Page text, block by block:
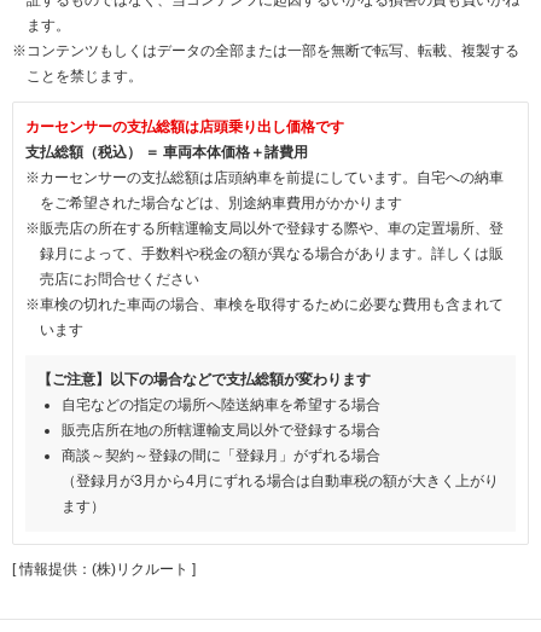
ます。
※コンテンツもしくはデータの全部または一部を無断で転写、転載、複製する
ことを禁じます。
カーセンサーの支払総額は店頭乗り出し価格です
支払総額（税込） ＝ 車両本体価格＋諸費用
※カーセンサーの支払総額は店頭納車を前提にしています。自宅への納車
をご希望された場合などは、別途納車費用がかかります
※販売店の所在する所轄運輸支局以外で登録する際や、車の定置場所、登
録月によって、手数料や税金の額が異なる場合があります。詳しくは販
売店にお問合せください
※車検の切れた車両の場合、車検を取得するために必要な費用も含まれて
います
【ご注意】以下の場合などで支払総額が変わります
自宅などの指定の場所へ陸送納車を希望する場合
販売店所在地の所轄運輸支局以外で登録する場合
商談～契約～登録の間に「登録月」がずれる場合
（登録月が3月から4月にずれる場合は自動車税の額が大きく上がり
ます）
[ 情報提供：(株)リクルート ]